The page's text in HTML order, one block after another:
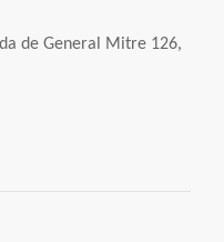
de General Mitre 126,